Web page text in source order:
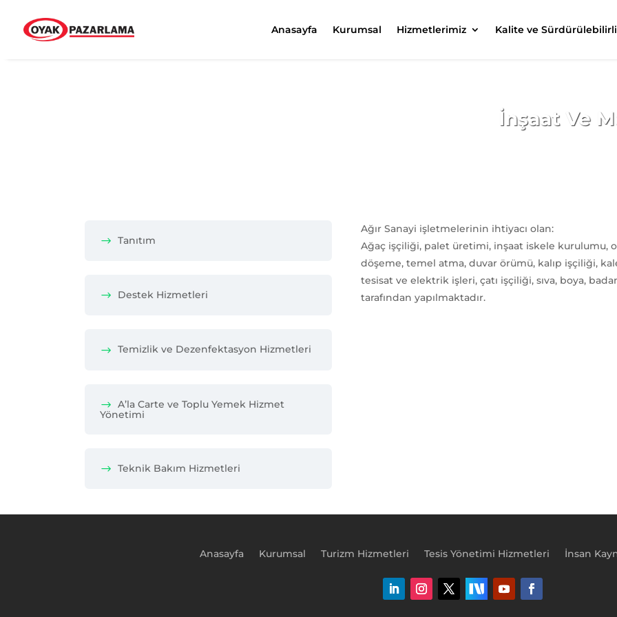
Anasayfa Kurumsal Hizmetlerimiz Kalite ve
İnşaat Ve
Tanıtım
Destek Hizmetleri
Temizlik ve Dezenfektasyon Hizmetleri
A’la Carte ve Toplu Yemek Hizmet
Yönetimi
Teknik Bakım Hizmetleri
Ağır Sanayi işletmelerinin ihtiyacı olan:
Ağaç işçiliği, palet üretimi, inşaat iskele kurulumu,
döşeme, temel atma, duvar örümü, kalıp işçiliği,
tesisat ve elektrik işleri, çatı işçiliği, sıva, boya,
tarafından yapılmaktadır.
Anasayfa Kurumsal Turizm Hizmetleri Tesis Yönetimi Hizmetleri İnsan